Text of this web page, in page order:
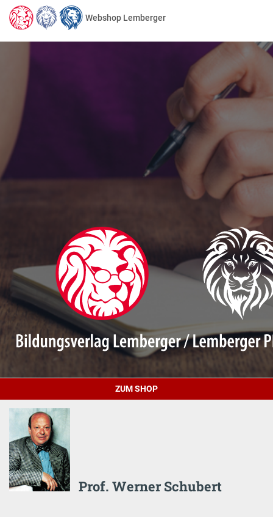
Webshop Lemberger
ZUM SHOP
Prof. Werner Schubert